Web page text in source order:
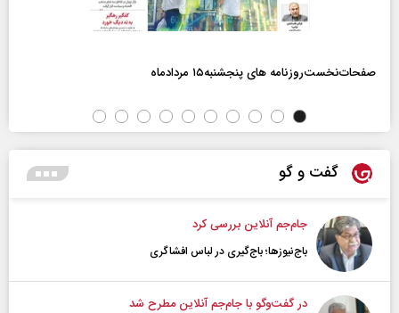
صفحات‌نخست‌روزنامه ها‌ی پنجشنبه‌۱۵ مردادماه
گفت و گو
جام‌جم آنلاین بررسی کرد
باج‌نیوزها؛ باج‌گیری در لباس افشاگری
در گفت‌و‌گو با جام‌جم آنلاین مطرح شد